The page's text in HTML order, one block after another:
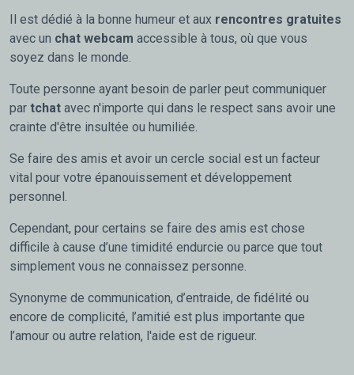
Il est dédié à la bonne humeur et aux rencontres gratuites
avec un chat webcam accessible à tous, où que vous
soyez dans le monde.
Toute personne ayant besoin de parler peut communiquer
par tchat avec n'importe qui dans le respect sans avoir une
crainte d'être insultée ou humiliée.
Se faire des amis et avoir un cercle social est un facteur
vital pour votre épanouissement et développement
personnel.
Cependant, pour certains se faire des amis est chose
difficile à cause d’une timidité endurcie ou parce que tout
simplement vous ne connaissez personne.
Synonyme de communication, d’entraide, de fidélité ou
encore de complicité, l’amitié est plus importante que
l’amour ou autre relation, l'aide est de rigueur.